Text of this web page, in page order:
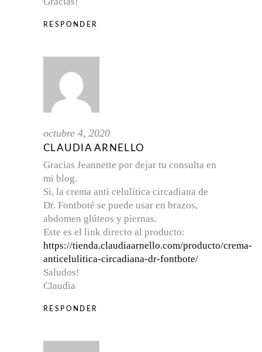
RESPONDER
octubre 4, 2020
CLAUDIA ARNELLO
Gracias Jeannette por dejar tu consulta en
mi blog.
Si, la crema anti celulítica circadiana de
Dr. Fontboté se puede usar en brazos,
abdomen glúteos y piernas.
Este es el link directo al producto:
https://tienda.claudiaarnello.com/producto/crema-
anticelulitica-circadiana-dr-fontbote/
Saludos!
Claudia
RESPONDER